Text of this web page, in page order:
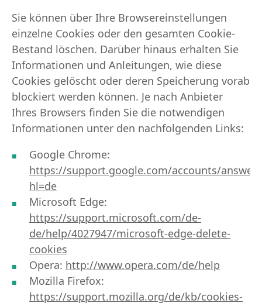
Sie können über Ihre Browsereinstellungen
einzelne Cookies oder den gesamten Cookie-
Bestand löschen. Darüber hinaus erhalten Sie
Informationen und Anleitungen, wie diese
Cookies gelöscht oder deren Speicherung vorab
blockiert werden können. Je nach Anbieter
Ihres Browsers finden Sie die notwendigen
Informationen unter den nachfolgenden Links:
Google Chrome:
https://support.google.com/accounts/answer/
hl=de
Microsoft Edge:
https://support.microsoft.com/de-
de/help/4027947/microsoft-edge-delete-
cookies
Opera: http://www.opera.com/de/help
Mozilla Firefox:
https://support.mozilla.org/de/kb/cookies-